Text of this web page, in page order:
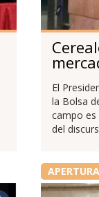
El
la Bolsa
campo
del